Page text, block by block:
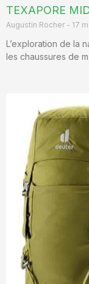
TEXAPORE
Augustin Rocher 17
L’exploration de la
les chaussures de